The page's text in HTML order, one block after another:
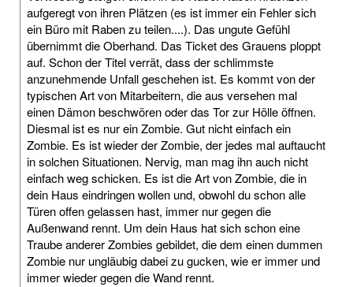
aufgeregt von ihren Plätzen (es ist immer ein Fehler sich
ein Büro mit Raben zu teilen....). Das ungute Gefühl
übernimmt die Oberhand. Das Ticket des Grauens ploppt
auf. Schon der Titel verrät, dass der schlimmste
anzunehmende Unfall geschehen ist. Es kommt von der
typischen Art von Mitarbeitern, die aus versehen mal
einen Dämon beschwören oder das Tor zur Hölle öffnen.
Diesmal ist es nur ein Zombie. Gut nicht einfach ein
Zombie. Es ist wieder der Zombie, der jedes mal auftaucht
in solchen Situationen. Nervig, man mag ihn auch nicht
einfach weg schicken. Es ist die Art von Zombie, die in
dein Haus eindringen wollen und, obwohl du schon alle
Türen offen gelassen hast, immer nur gegen die
Außenwand rennt. Um dein Haus hat sich schon eine
Traube anderer Zombies gebildet, die dem einen dummen
Zombie nur ungläubig dabei zu gucken, wie er immer und
immer wieder gegen die Wand rennt.